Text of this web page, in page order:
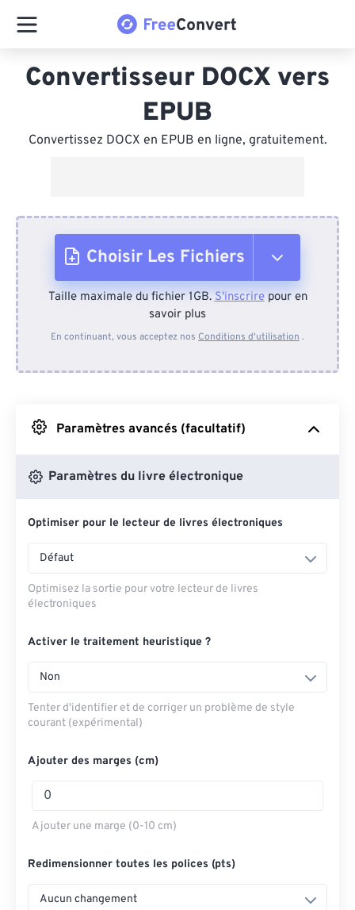
Convertisseur DOCX vers
EPUB
Convertissez DOCX en EPUB en ligne, gratuitement.
Choisir Les Fichiers
Depuis l'appareil
Depuis Google Drive
Depuis OneDrive
Depuis l'URL
Taille maximale du fichier 1GB.S'inscrirepour en
savoir plus
En continuant, vous acceptez nos Conditions d'utilisation .
Paramètres avancés (facultatif)
Paramètres du livre électronique
Optimiser pour le lecteur de livres électroniques
Défaut
Optimisez la sortie pour votre lecteur de livres
électroniques
Activer le traitement heuristique ?
Non
Tenter d'identifier et de corriger un problème de style
courant (expérimental)
Ajouter des marges (cm)
Ajouter une marge (0-10 cm)
Redimensionner toutes les polices (pts)
Aucun changement